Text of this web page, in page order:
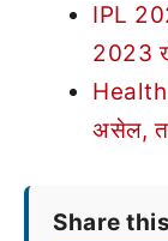
IPL
2023
Health
असेल,
Share